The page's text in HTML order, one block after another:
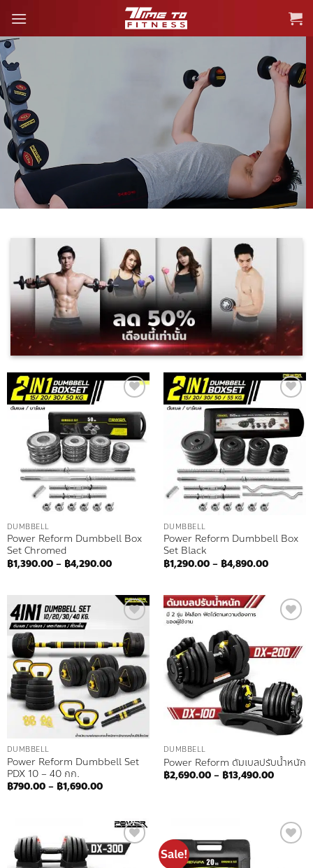
ยัง
เนื้อหา
DUMBBELL
ดัมเบล
wishlist
DUMBBELL
Power Reform Dumbbell Box
Set Chromed
฿1,390.00 – ฿4,290.00Price
฿4,290.00
Add to
wishlist
DUMBBELL
Power Reform Dumbbell Box
Set Black
฿1,290.00 – ฿4,890.00Price
฿
Add to
wishlist
DUMBBELL
Power Reform Dumbbell Set
PDX 10 – 40 กก.
฿790.00 – ฿1,690.00Price
฿1,690.00
DUMBBELL
Power Reform ดัมเบลปรับน้ำหนัก
฿2,690.00 – ฿13,490.00Price
Add to Sale!